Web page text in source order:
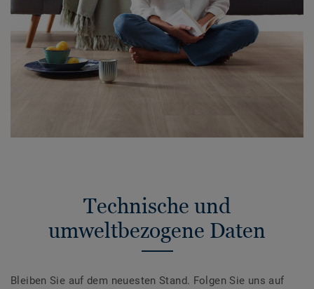
Technische und
umweltbezogene Daten
Bleiben Sie auf dem neuesten Stand. Folgen Sie uns auf